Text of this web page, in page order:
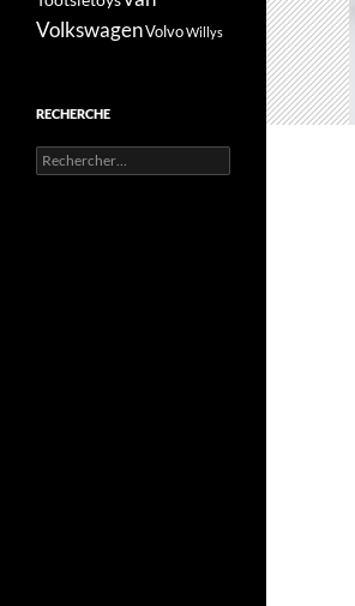
VolkswagenVolvoWillys
RECHERCHE
Rechercher :